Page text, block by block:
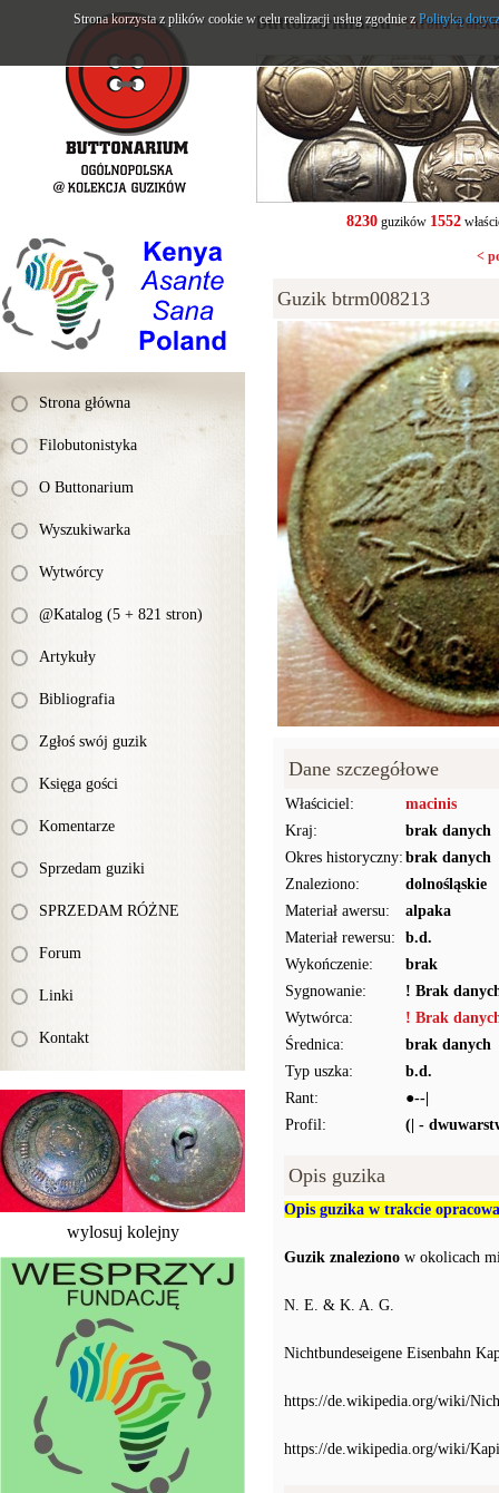
Strona główna
Filobutonistyka
O Buttonarium
Wyszukiwarka
Wytwórcy
@Katalog (5 + 821 stron)
Artykuły
Bibliografia
Zgłoś swój guzik
Księga gości
Komentarze
Sprzedam guziki
SPRZEDAM RÓŻNE
Forum
Linki
Kontakt
wylosuj kolejny
buttonarium.eu- Strona
8230guzików 1552
<
Guzik btrm008213
Dane szczegółowe
Właściciel:
macinis
Kraj:
brak danych
Okres historyczny: brak danych
Znaleziono:
dolnośląskie
Materiał awersu:
alpaka
Materiał rewersu:
b.d.
Wykończenie:
brak
Sygnowanie:
! Brak
Wytwórca:
! Brak
Średnica:
brak danych
Typ uszka:
b.d.
Rant:
●--|
Profil:
(| -
Opis guzika
Opis guzika w trakcie
Guzik znaleziono w okolicach
N. E. & K. A. G.
Nichtbundeseigene Eisenbahn
https://de.wikipedia.org/wiki/
https://de.wikipedia.org/wiki/
Strona korzysta z plików cookie w celu realizacji usług zgodnie zPolityką